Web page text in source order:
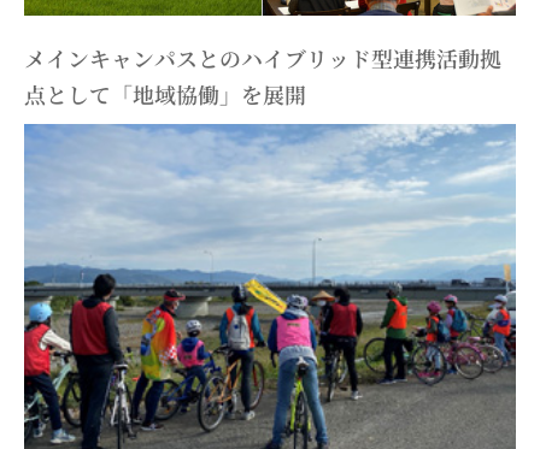
メインキャンパスとのハイブリッド型連携活動拠
点として「地域協働」を展開